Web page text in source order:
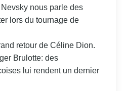
Nevsky nous parle des
lors du tournage de
retour de Céline Dion.
Brulotte: des
lui rendent un dernier